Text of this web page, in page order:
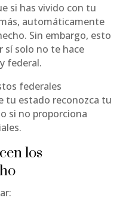
si has vivido con tu
automáticamente
Sin embargo, esto
sí solo no te hace
federal.
federales
tu estado reconozca tu
si no proporciona
los